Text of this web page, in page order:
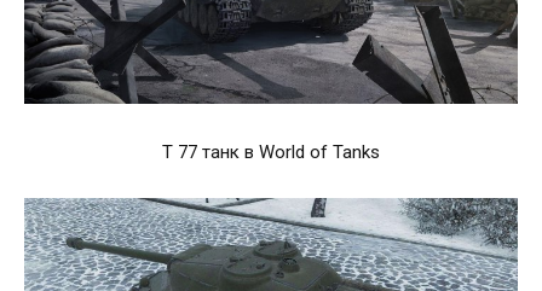
Т 77 танк в World of Tanks